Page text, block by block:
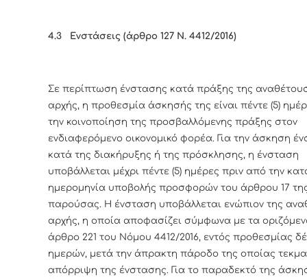
4.3 Ενστάσεις (άρθρο 127 Ν. 4412/2016)
Σε περίπτωση ένστασης κατά πράξης της
αρχής, η προθεσμία άσκησής της είναι πέντε (5)
την κοινοποίηση της προσβαλλόμενης πράξης στον
ενδιαφερόμενο οικονομικό φορέα. Για την άσκηση
κατά της διακήρυξης ή της πρόσκλησης, η ένσταση
υποβάλλεται μέχρι πέντε (5) ημέρες πριν από την
ημερομηνία υποβολής προσφορών του άρθρου 17
παρούσας. Η ένσταση υποβάλλεται ενώπιον της
αρχής, η οποία αποφασίζει σύμφωνα με τα
άρθρο 221 του Νόμου 4412/2016, εντός προθεσμίας
ημερών, μετά την άπρακτη πάροδο της οποίας
απόρριψη της ένστασης. Για το παραδεκτό της